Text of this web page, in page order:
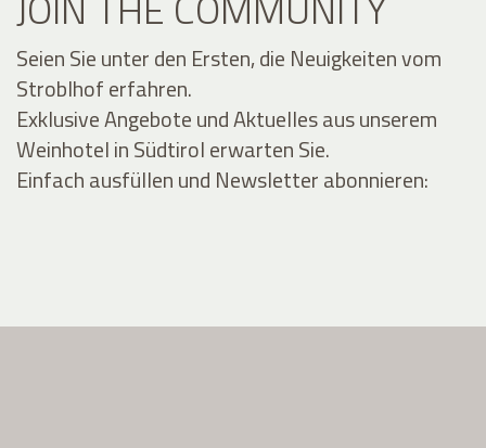
Seien Sie unter den Ersten, die Neuigkeiten vom
Stroblhof erfahren.
Exklusive Angebote und Aktuelles aus unserem
Weinhotel in Südtirol erwarten Sie.
Einfach ausfüllen und Newsletter abonnieren: